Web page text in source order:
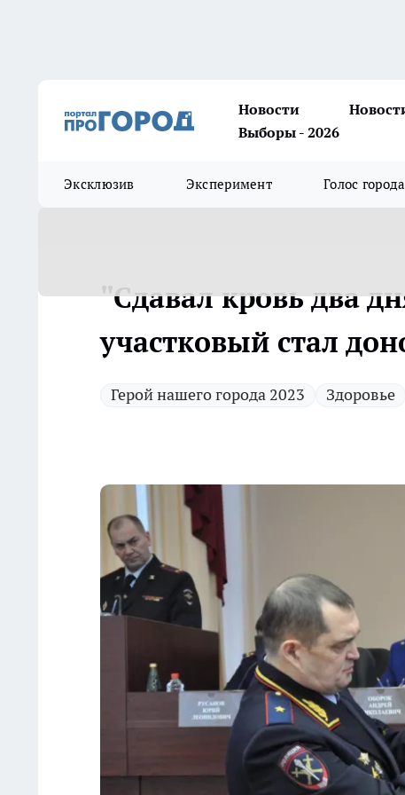
Новости
Выборы - 2026
Эксклюзив Эксперимент Голос города
"Сдавал кровь два
участковый стал
Герой нашего города 2023 Здоровье